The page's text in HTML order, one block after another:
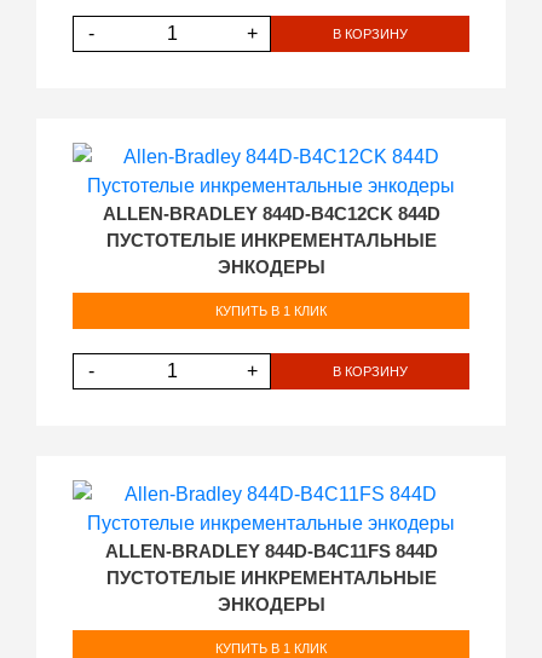
- + В КОРЗИНУ
ALLEN-BRADLEY 844D-B4C12CK 844D
ПУСТОТЕЛЫЕ ИНКРЕМЕНТАЛЬНЫЕ
ЭНКОДЕРЫ
КУПИТЬ В 1 КЛИК
- + В КОРЗИНУ
ALLEN-BRADLEY 844D-B4C11FS 844D
ПУСТОТЕЛЫЕ ИНКРЕМЕНТАЛЬНЫЕ
ЭНКОДЕРЫ
КУПИТЬ В 1 КЛИК